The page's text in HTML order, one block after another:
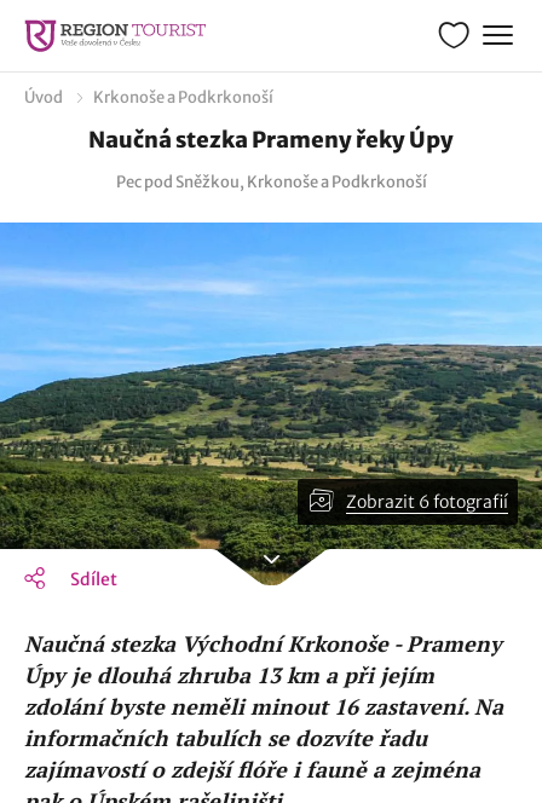
Úvod Krkonoše a Podkrkonoší
Naučná stezka Prameny řeky Úpy
Pec pod Sněžkou, Krkonoše a Podkrkonoší
Zobrazit 6 fotografií
Sdílet
Naučná stezka Východní Krkonoše - Prameny
Úpy je dlouhá zhruba 13 km a při jejím
zdolání byste neměli minout 16 zastavení. Na
informačních tabulích se dozvíte řadu
zajímavostí o zdejší flóře i fauně a zejména